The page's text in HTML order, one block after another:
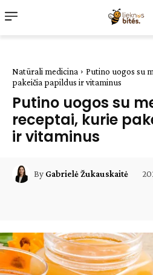
Natūrali medicina
Putino uogos su
pakeičia papildus ir vitaminus
Putino uogos su
receptai, kurie
ir vitaminus
By Gabrielė Žukauskaitė